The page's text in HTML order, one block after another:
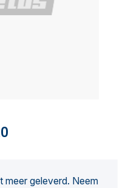
meer geleverd. Neem